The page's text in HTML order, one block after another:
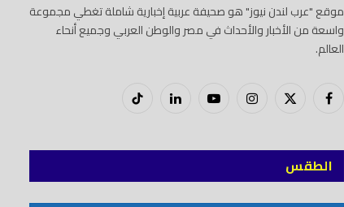
موقع "عرب لندن نيوز" هو صحيفة عربية إخبارية شاملة تغطي مجموعة
واسعة من الأخبار والأحداث في مصر والوطن العربي وجميع أنحاء
العالم.
فيسبوك
X
إنستغرام يوتيوب لينكدود
تيك
الطقس